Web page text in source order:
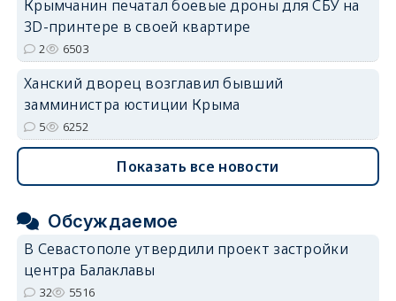
Крымчанин печатал боевые дроны для СБУ на
3D-принтере в своей квартире
2 6503
Ханский дворец возглавил бывший
замминистра юстиции Крыма
5 6252
Показать все новости
Обсуждаемое
В Севастополе утвердили проект застройки
центра Балаклавы
32 5516